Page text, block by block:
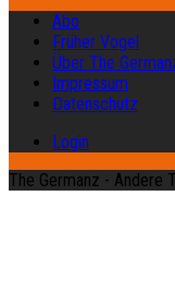
Abo
Früher Vogel
Über The
Impressum
Datenschutz
Login
The Germanz - Andere